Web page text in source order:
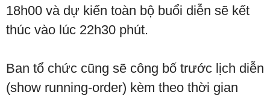
18h00 và dự kiến toàn bộ buổi diễn sẽ kết
thúc vào lúc 22h30 phút.
Ban tổ chức cũng sẽ công bố trước lịch diễn
(show running-order) kèm theo thời gian